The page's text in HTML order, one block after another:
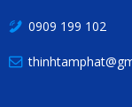
0909 199 102